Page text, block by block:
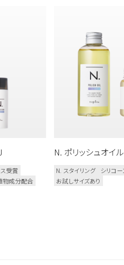
受賞
物成分配合
N. ポリッシュオイ
N. スタイリング
シリコ
お試しサイズあり